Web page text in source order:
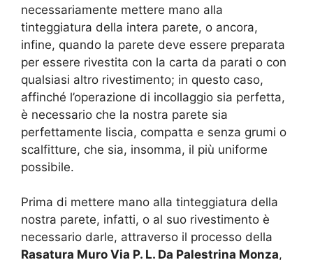
necessariamente mettere mano alla
tinteggiatura della intera parete, o ancora,
infine, quando la parete deve essere preparata
per essere rivestita con la carta da parati o con
qualsiasi altro rivestimento; in questo caso,
affinché l’operazione di incollaggio sia perfetta,
è necessario che la nostra parete sia
perfettamente liscia, compatta e senza grumi o
scalfitture, che sia, insomma, il più uniforme
possibile.
Prima di mettere mano alla tinteggiatura della
nostra parete, infatti, o al suo rivestimento è
necessario darle, attraverso il processo della
Rasatura Muro Via P. L. Da Palestrina Monza,